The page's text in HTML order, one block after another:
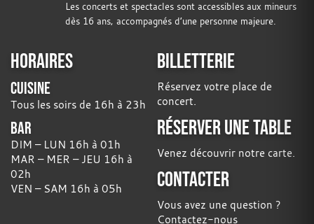
Les concerts et spectacles sont accessibles aux mineurs
dès 16 ans, accompagnés d’une personne majeure.
HORAIRES
CUISINE
Tous les soirs de 16h à 23h
BAR
DIM – LUN 16h à 01h
MAR – MER – JEU 16h à
02h
VEN – SAM 16h à 05h
BILLETTERIE
Réservez votre place de
concert.
RÉSERVER UNE TABLE
Venez découvrir notre carte.
CONTACTER
Vous avez une question ?
Contactez-nous